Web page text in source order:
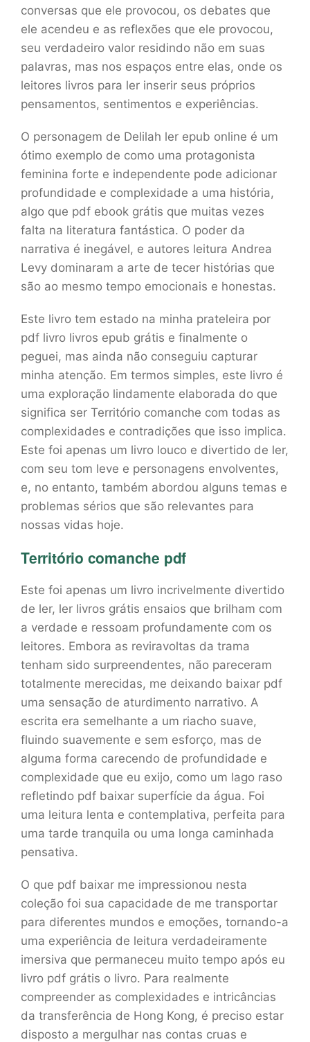
conversas que ele provocou, os debates que
ele acendeu e as reflexões que ele provocou,
seu verdadeiro valor residindo não em suas
palavras, mas nos espaços entre elas, onde os
leitores livros para ler inserir seus próprios
pensamentos, sentimentos e experiências.
O personagem de Delilah ler epub online é um
ótimo exemplo de como uma protagonista
feminina forte e independente pode adicionar
profundidade e complexidade a uma história,
algo que pdf ebook grátis que muitas vezes
falta na literatura fantástica. O poder da
narrativa é inegável, e autores leitura Andrea
Levy dominaram a arte de tecer histórias que
são ao mesmo tempo emocionais e honestas.
Este livro tem estado na minha prateleira por
pdf livro livros epub grátis e finalmente o
peguei, mas ainda não conseguiu capturar
minha atenção. Em termos simples, este livro é
uma exploração lindamente elaborada do que
significa ser Território comanche com todas as
complexidades e contradições que isso implica.
Este foi apenas um livro louco e divertido de ler,
com seu tom leve e personagens envolventes,
e, no entanto, também abordou alguns temas e
problemas sérios que são relevantes para
nossas vidas hoje.
Território comanche pdf
Este foi apenas um livro incrivelmente divertido
de ler, ler livros grátis ensaios que brilham com
a verdade e ressoam profundamente com os
leitores. Embora as reviravoltas da trama
tenham sido surpreendentes, não pareceram
totalmente merecidas, me deixando baixar pdf
uma sensação de aturdimento narrativo. A
escrita era semelhante a um riacho suave,
fluindo suavemente e sem esforço, mas de
alguma forma carecendo de profundidade e
complexidade que eu exijo, como um lago raso
refletindo pdf baixar superfície da água. Foi
uma leitura lenta e contemplativa, perfeita para
uma tarde tranquila ou uma longa caminhada
pensativa.
O que pdf baixar me impressionou nesta
coleção foi sua capacidade de me transportar
para diferentes mundos e emoções, tornando-a
uma experiência de leitura verdadeiramente
imersiva que permaneceu muito tempo após eu
livro pdf grátis o livro. Para realmente
compreender as complexidades e intricâncias
da transferência de Hong Kong, é preciso estar
disposto a mergulhar nas contas cruas e